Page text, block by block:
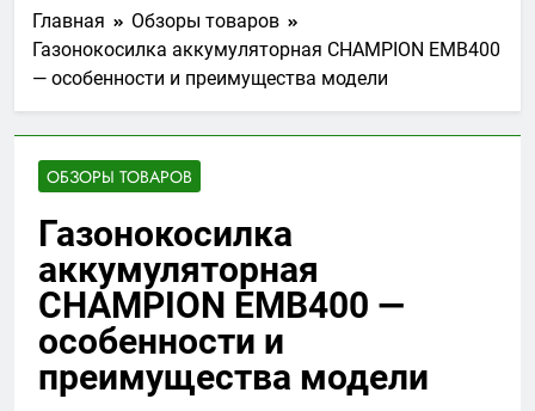
Главная
Обзоры товаров
Газонокосилка аккумуляторная CHAMPION EMB400
— особенности и преимущества модели
ОБЗОРЫ ТОВАРОВ
Газонокосилка
аккумуляторная
CHAMPION EMB400 —
особенности и
преимущества модели